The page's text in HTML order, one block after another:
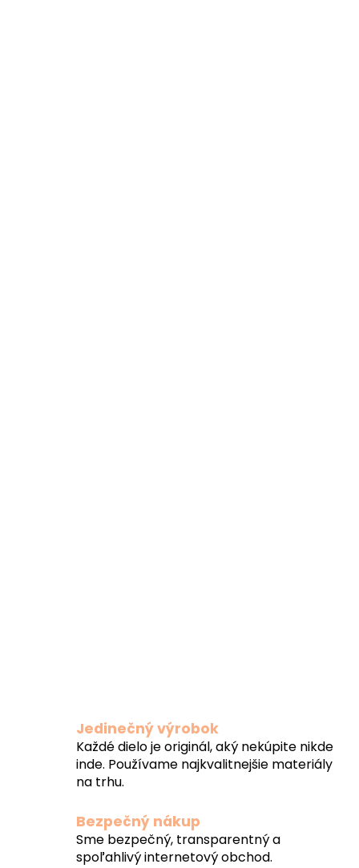
Jedinečný výrobok
Každé dielo je originál, aký nekúpite nikde
inde. Používame najkvalitnejšie materiály
na trhu.
Bezpečný nákup
Sme bezpečný, transparentný a
spoľahlivý internetový obchod.